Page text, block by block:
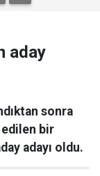
aday
sonra
bir
adayı oldu.